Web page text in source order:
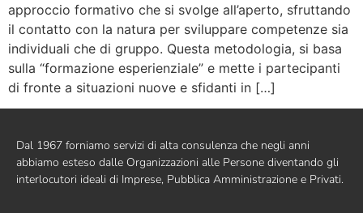
approccio formativo che si svolge all’aperto, sfruttando
il contatto con la natura per sviluppare competenze sia
individuali che di gruppo. Questa metodologia, si basa
sulla “formazione esperienziale” e mette i partecipanti
di fronte a situazioni nuove e sfidanti in […]
Dal 1967 forniamo servizi di alta consulenza che negli anni
abbiamo esteso dalle Organizzazioni alle Persone diventando gli
interlocutori ideali di Imprese, Pubblica Amministrazione e Privati.